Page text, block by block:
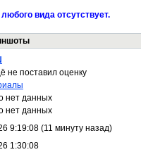
вида отсутствует.
не поставил оценку
нет данных
нет данных
9:19:08 (11 минуту назад)
1:30:08